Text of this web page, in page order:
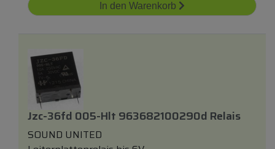
In den Warenkorb
Jzc-36fd 005-Hlt 963682100290d Relais
SOUND UNITED